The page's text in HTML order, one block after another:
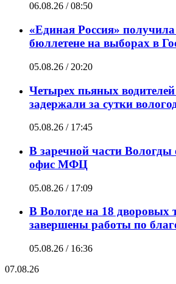
06.08.26 / 08:50
«Единая Россия» получила
бюллетене на выборах в
05.08.26 / 20:20
Четырех пьяных
задержали за сутки
05.08.26 / 17:45
В заречной части
офис МФЦ
05.08.26 / 17:09
В Вологде на 18 дворовых
завершены работы по
05.08.26 / 16:36
07.08.26